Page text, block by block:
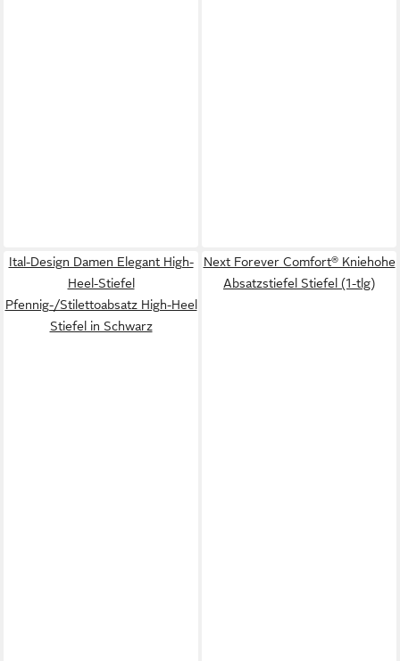
Ital-Design Damen Elegant High-
Heel-Stiefel
Pfennig-/Stilettoabsatz High-Heel
Stiefel in Schwarz
Next Forever Comfort® Kniehohe
Absatzstiefel Stiefel (1-tlg)